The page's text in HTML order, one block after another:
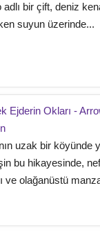
adlı bir çift, deniz
suyun üzerinde...
Ejderin Okları -
uzak bir köyünde
bu hikayesinde,
ve olağanüstü